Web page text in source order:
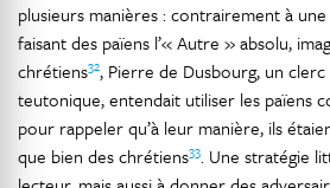
plusieurs manières : contrairement à
faisant des païens l’« Autre » absolu,
chrétiens32, Pierre de Dusbourg, un
teutonique, entendait utiliser les païens
pour rappeler qu’à leur manière, ils
que bien des chrétiens33. Une stratégie